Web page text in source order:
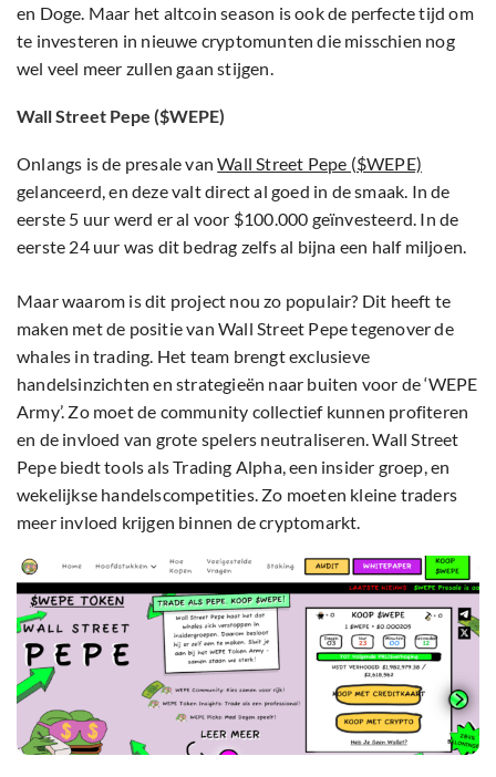
en Doge. Maar het altcoin season is ook de perfecte tijd om
te investeren in nieuwe cryptomunten die misschien nog
wel veel meer zullen gaan stijgen.
Wall Street Pepe ($WEPE)
Onlangs is de presale vanWall Street Pepe ($WEPE)
gelanceerd, en deze valt direct al goed in de smaak. In de
eerste 5 uur werd er al voor $100.000 geïnvesteerd. In de
eerste 24 uur was dit bedrag zelfs al bijna een half miljoen.
Maar waarom is dit project nou zo populair? Dit heeft te
maken met de positie van Wall Street Pepe tegenover de
whales in trading. Het team brengt exclusieve
handelsinzichten en strategieën naar buiten voor de ‘WEPE
Army’. Zo moet de community collectief kunnen profiteren
en de invloed van grote spelers neutraliseren. Wall Street
Pepe biedt tools als Trading Alpha, een insider groep, en
wekelijkse handelscompetities. Zo moeten kleine traders
meer invloed krijgen binnen de cryptomarkt.